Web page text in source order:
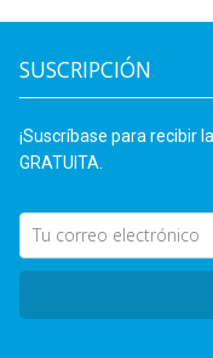
SUSCRIPCIÓN
¡Suscríbase para recibir
GRATUITA.